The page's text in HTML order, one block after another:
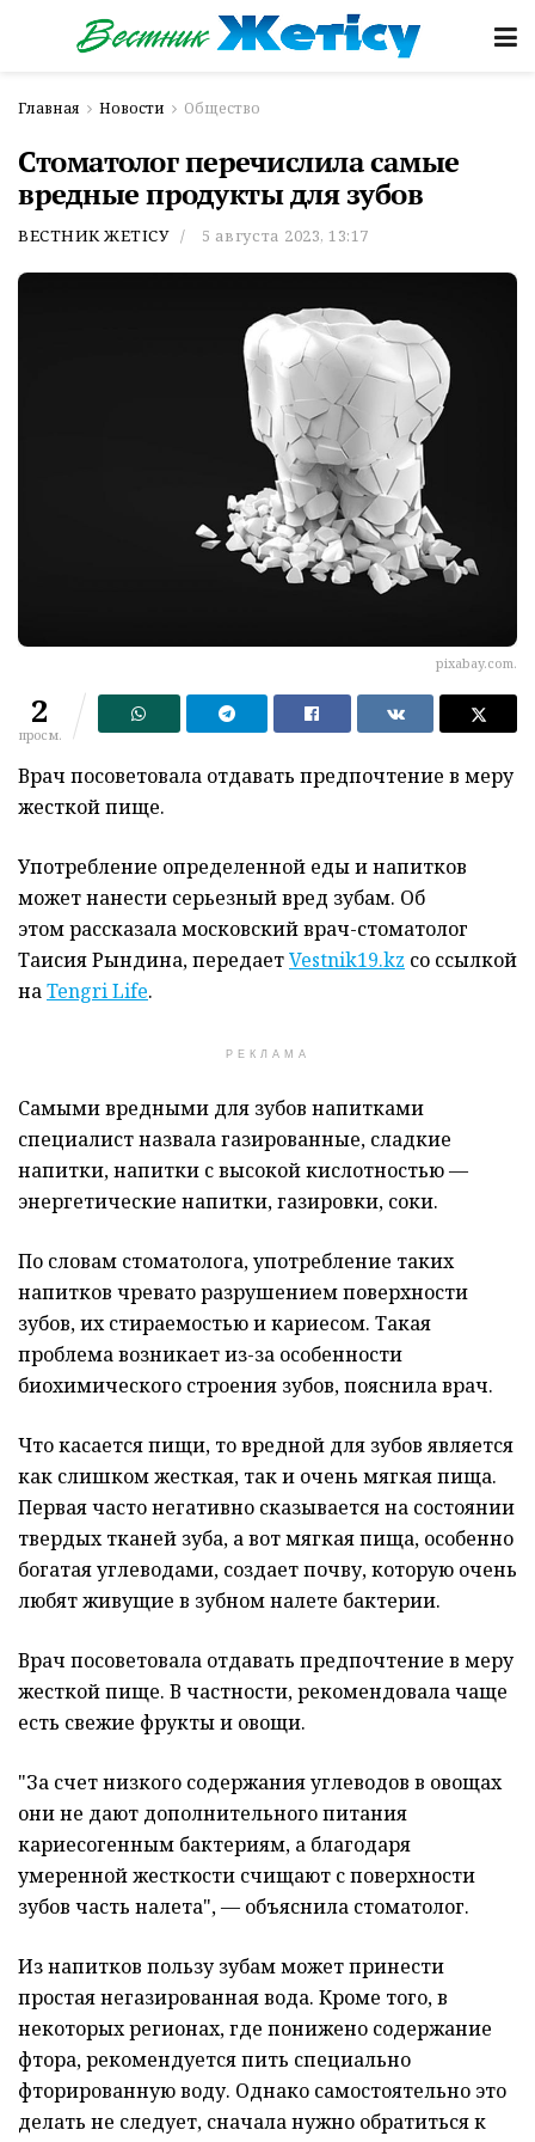
Главная Новости Общество
Стоматолог перечислила самые
вредные продукты для зубов
ВЕСТНИК ЖЕТІСУ 5 августа 2023, 13:17
pixabay.com.
2
просм.
Врач посоветовала отдавать предпочтение в меру
жесткой пище.
Употребление определенной еды и напитков
может нанести серьезный вред зубам. Об
этом рассказала московский врач-стоматолог
Таисия Рындина, передаетVestnik19.kz со ссылкой
наTengri Life.
РЕКЛАМА
Самыми вредными для зубов напитками
специалист назвала газированные, сладкие
напитки, напитки с высокой кислотностью —
энергетические напитки, газировки, соки.
По словам стоматолога, употребление таких
напитков чревато разрушением поверхности
зубов, их стираемостью и кариесом. Такая
проблема возникает из-за особенности
биохимического строения зубов, пояснила врач.
Что касается пищи, то вредной для зубов является
как слишком жесткая, так и очень мягкая пища.
Первая часто негативно сказывается на состоянии
твердых тканей зуба, а вот мягкая пища, особенно
богатая углеводами, создает почву, которую очень
любят живущие в зубном налете бактерии.
Врач посоветовала отдавать предпочтение в меру
жесткой пище. В частности, рекомендовала чаще
есть свежие фрукты и овощи.
"За счет низкого содержания углеводов в овощах
они не дают дополнительного питания
кариесогенным бактериям, а благодаря
умеренной жесткости счищают с поверхности
зубов часть налета", — объяснила стоматолог.
Из напитков пользу зубам может принести
простая негазированная вода. Кроме того, в
некоторых регионах, где понижено содержание
фтора, рекомендуется пить специально
фторированную воду. Однако самостоятельно это
делать не следует, сначала нужно обратиться к